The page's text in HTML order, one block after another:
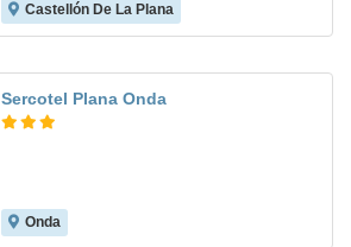
Castellón De La Plana
Sercotel Plana Onda
Onda